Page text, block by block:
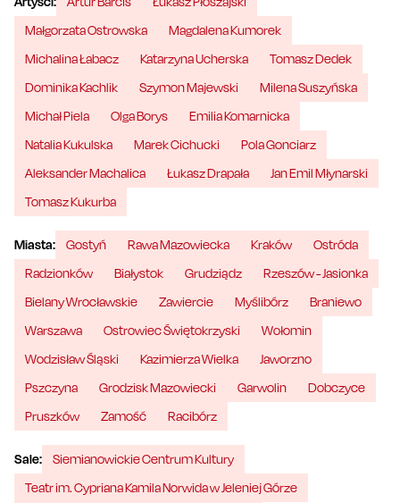
Małgorzata Ostrowska
Magdalena Kumorek
Michalina Łabacz
Katarzyna Ucherska
Tomasz Dedek
Dominika Kachlik
Szymon Majewski
Milena Suszyńska
Michał Piela
Olga Borys
Emilia Komarnicka
Natalia Kukulska
Marek Cichucki
Pola Gonciarz
Aleksander Machalica
Łukasz Drapała
Jan Emil Młynarski
Tomasz Kukurba
Miasta: Gostyń Rawa Mazowiecka Kraków
Ostróda
Radzionków
Białystok Grudziądz
Rzeszów - Jasionka
Bielany Wrocławskie
Zawiercie Myślibórz
Braniewo
Warszawa
Ostrowiec Świętokrzyski
Wołomin
Wodzisław Śląski
Kazimierza Wielka
Jaworzno
Pszczyna
Grodzisk Mazowiecki Garwolin
Dobczyce
Pruszków
Zamość Racibórz
Sale:
Siemianowickie Centrum Kultury
Teatr im. Cypriana Kamila Norwida w Jeleniej Górze